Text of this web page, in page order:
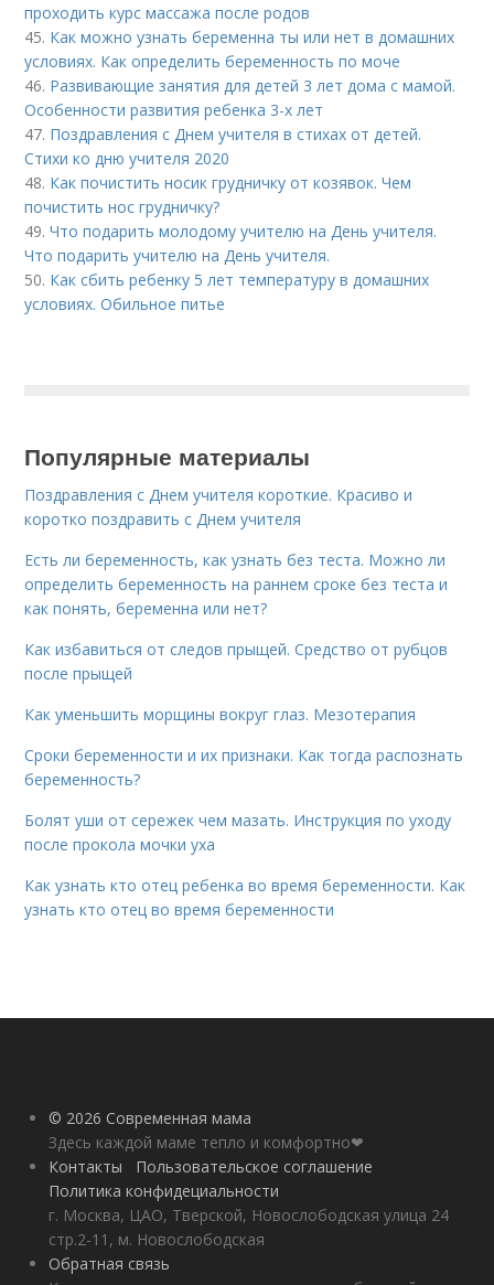
проходить курс массажа после родов
45. Как можно узнать беременна ты или нет в домашних
условиях. Как определить беременность по моче
46. Развивающие занятия для детей 3 лет дома с мамой.
Особенности развития ребенка 3-х лет
47. Поздравления с Днем учителя в стихах от детей.
Стихи ко дню учителя 2020
48. Как почистить носик грудничку от козявок. Чем
почистить нос грудничку?
49.Что подарить молодому учителю на День учителя.
Что подарить учителю на День учителя.
50. Как сбить ребенку 5 лет температуру в домашних
условиях. Обильное питье
Популярные материалы
Поздравления с Днем учителя короткие. Красиво и
коротко поздравить с Днем учителя
Есть ли беременность, как узнать без теста. Можно ли
определить беременность на раннем сроке без теста и
как понять, беременна или нет?
Как избавиться от следов прыщей. Средство от рубцов
после прыщей
Как уменьшить морщины вокруг глаз. Мезотерапия
Сроки беременности и их признаки. Как тогда распознать
беременность?
Болят уши от сережек чем мазать. Инструкция по уходу
после прокола мочки уха
Как узнать кто отец ребенка во время беременности. Как
узнать кто отец во время беременности
© 2026 Современная мама
Здесь каждой маме тепло и комфортно❤
Контакты
Пользовательское соглашение
Политика конфидециальности
г. Москва, ЦАО, Тверской, Новослободская улица 24
стр.2-11, м. Новослободская
Обратная связь